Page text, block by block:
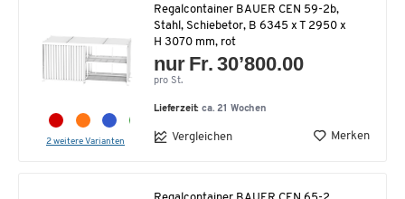
2 weitere Varianten
Regalcontainer BAUER CEN 59-2b,
Stahl, Schiebetor, B 6345 x T 2950 x
H 3070 mm, rot
nur Fr. 30’800.00
pro St.
Lieferzeit:ca. 21 Wochen
Vergleichen Merken